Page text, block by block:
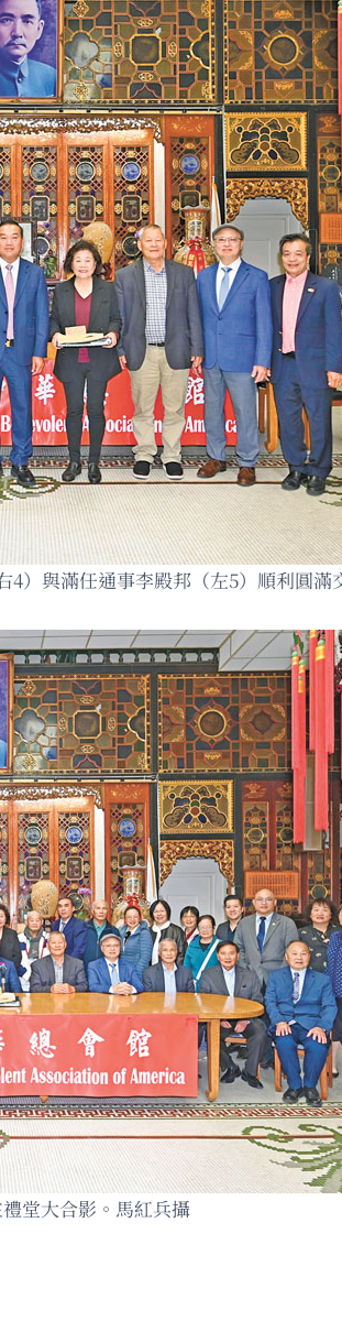
）與滿任通事李殿邦（左5）順利圓
堂大合影。馬紅兵攝